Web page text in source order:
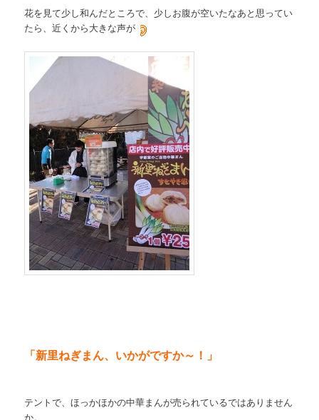
花を見て少し和んだところで、少しお腹が空いたなあと思ってい
たら、近くから大きな声が
「新里ねぎまん、いかがですか～！」
テントで、ほっかほかの中華まんが売られているではありません
か。